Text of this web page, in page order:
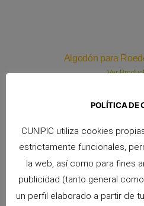
Algodón para
Ver
POLÍTICA DE
CUNIPIC utiliza cookies
estrictamente funcionales,
la web, así como para fines
publicidad (tanto general
un perfil elaborado a partir de